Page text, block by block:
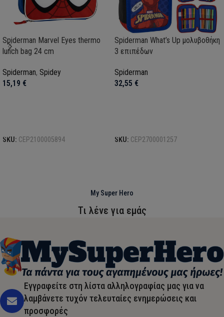
Spiderman Marvel Eyes thermo
lunch bag 24 cm
Spiderman, Spidey
15,19 €
SKU: CEP2100005894
Spiderman What’s Up μολυβοθήκη
3 επιπέδων
Spiderman
32,55 €
SKU: CEP2700001257
My Super Hero
Τι λένε για εμάς
Εγγραφείτε στη λίστα αλληλογραφίας μας για να
λαμβάνετε τυχόν τελευταίες ενημερώσεις και
προσφορές